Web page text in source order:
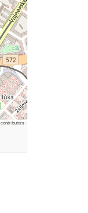
contributors